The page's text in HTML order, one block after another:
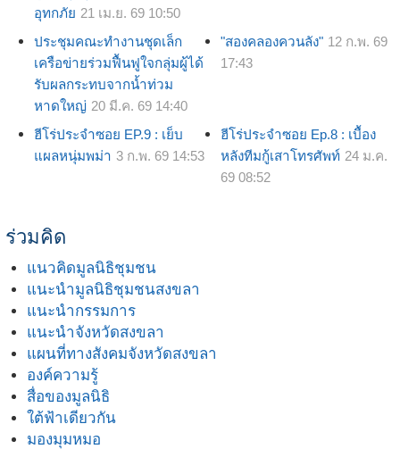
อุทกภัย 21 เม.ย. 69 10:50
ประชุมคณะทำงานชุดเล็ก
เครือข่ายร่วมฟื้นฟูใจกลุ่มผู้ได้
รับผลกระทบจากน้ำท่วม
หาดใหญ่ 20 มี.ค. 69 14:40
"สองคลองควนลัง" 12 ก.พ. 69
17:43
ฮีโร่ประจำซอย EP.9 : เย็บ
แผลหนุ่มพม่า 3 ก.พ. 69 14:53
ฮีโร่ประจำซอย Ep.8 : เบื้อง
หลังทีมกู้เสาโทรศัพท์ 24 ม.ค.
69 08:52
ร่วมคิด
แนวคิดมูลนิธิชุมชน
แนะนำมูลนิธิชุมชนสงขลา
แนะนำกรรมการ
แนะนำจังหวัดสงขลา
แผนที่ทางสังคมจังหวัดสงขลา
องค์ความรู้
สื่อของมูลนิธิ
ใต้ฟ้าเดียวกัน
มองมุมหมอ